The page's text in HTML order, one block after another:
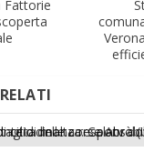
Fattorie